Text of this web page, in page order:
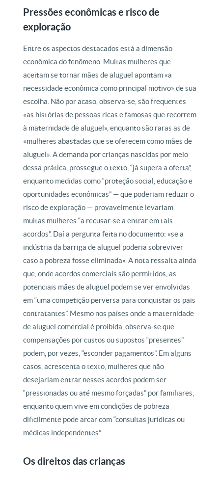
Pressões econômicas e risco de
exploração
Entre os aspectos destacados está a dimensão
econômica do fenômeno. Muitas mulheres que
aceitam se tornar mães de aluguel apontam «a
necessidade econômica como principal motivo» de sua
escolha. Não por acaso, observa-se, são frequentes
«as histórias de pessoas ricas e famosas que recorrem
à maternidade de aluguel», enquanto são raras as de
«mulheres abastadas que se oferecem como mães de
aluguel». A demanda por crianças nascidas por meio
dessa prática, prossegue o texto, “já supera a oferta”,
enquanto medidas como “proteção social, educação e
oportunidades econômicas” — que poderiam reduzir o
risco de exploração — provavelmente levariam
muitas mulheres “a recusar-se a entrar em tais
acordos”. Daí a pergunta feita no documento: «se a
indústria da barriga de aluguel poderia sobreviver
caso a pobreza fosse eliminada». A nota ressalta ainda
que, onde acordos comerciais são permitidos, as
potenciais mães de aluguel podem se ver envolvidas
em “uma competição perversa para conquistar os pais
contratantes”. Mesmo nos países onde a maternidade
de aluguel comercial é proibida, observa-se que
compensações por custos ou supostos “presentes”
podem, por vezes, “esconder pagamentos”. Em alguns
casos, acrescenta o texto, mulheres que não
desejariam entrar nesses acordos podem ser
“pressionadas ou até mesmo forçadas” por familiares,
enquanto quem vive em condições de pobreza
dificilmente pode arcar com “consultas jurídicas ou
médicas independentes”.
Os direitos das crianças